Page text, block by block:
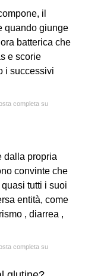
il
quando giunge
batterica che
e scorie
i successivi
completa su
dalla propria
convinte che
tutti i suoi
entità, come
, diarrea ,
completa su